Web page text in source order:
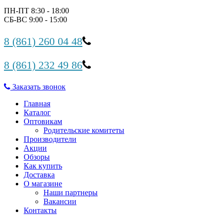
ПН-ПТ 8:30 - 18:00
СБ-ВС 9:00 - 15:00
8 (861) 260 04 48
8 (861) 232 49 86
Заказать звонок
Главная
Каталог
Оптовикам
Родительские комитеты
Производители
Акции
Обзоры
Как купить
Доставка
О магазине
Наши партнеры
Вакансии
Контакты